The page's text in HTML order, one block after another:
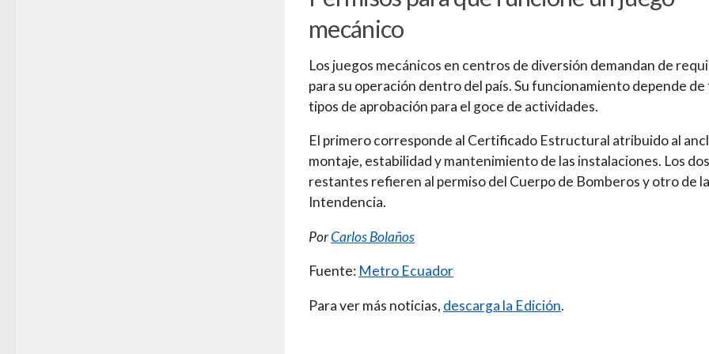
mecánico
Los juegos mecánicos en centros de diversión demandan de
para su operación dentro del país. Su funcionamiento depende
tipos de aprobación para el goce de actividades.
El primero corresponde al Certificado Estructural atribuido al
montaje, estabilidad y mantenimiento de las instalaciones. Los dos
restantes refieren al permiso del Cuerpo de Bomberos y otro de la
Intendencia.
PorCarlos Bolaños
Fuente: Metro Ecuador
Para ver más noticias, descarga la Edición.